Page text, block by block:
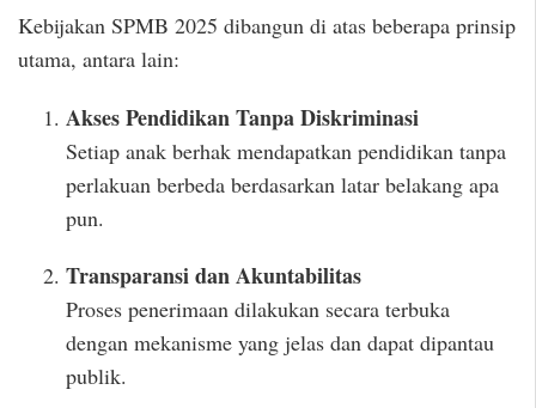
Kebijakan SPMB 2025 dibangun di atas beberapa prinsip
utama, antara lain:
Akses Pendidikan Tanpa Diskriminasi
Setiap anak berhak mendapatkan pendidikan tanpa
perlakuan berbeda berdasarkan latar belakang apa
pun.
Transparansi dan Akuntabilitas
Proses penerimaan dilakukan secara terbuka
dengan mekanisme yang jelas dan dapat dipantau
publik.